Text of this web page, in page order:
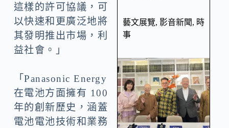
這樣的許可協議，可
以快速和更廣泛地將
其發明推出市場，利
益社會。」
「Panasonic Energy
在電池方面擁有 100
年的創新歷史，涵蓋
電池電池技術和業務
藝文展覽, 影音新聞, 時
事